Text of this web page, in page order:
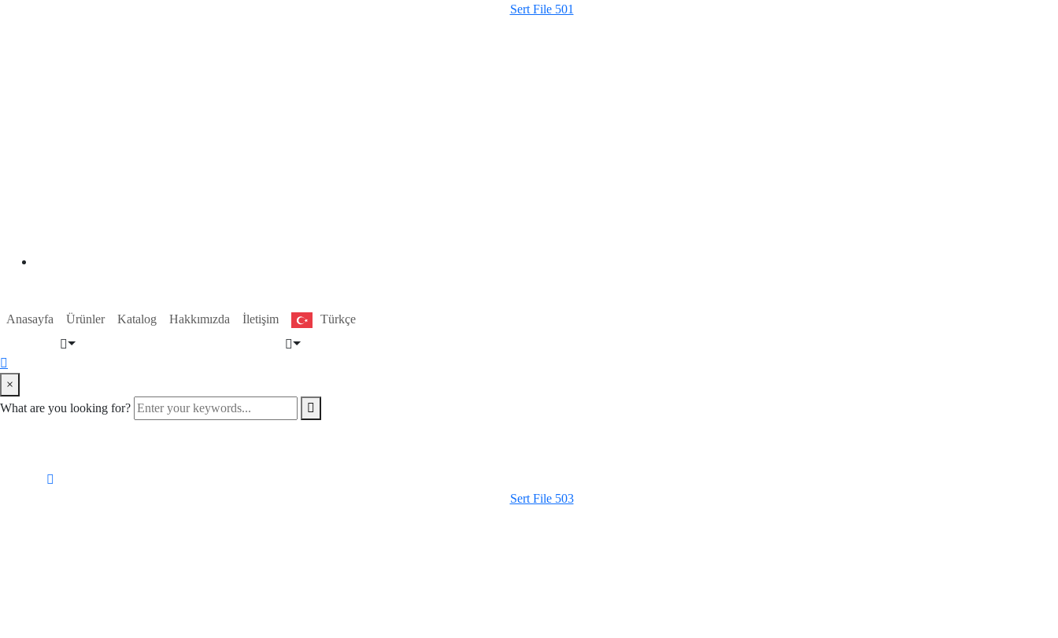
Anasayfa Ürünler Katalog Hakkımızda İletişim Türkçe
×
What are you looking for?
Sert File 501
Sert File 503